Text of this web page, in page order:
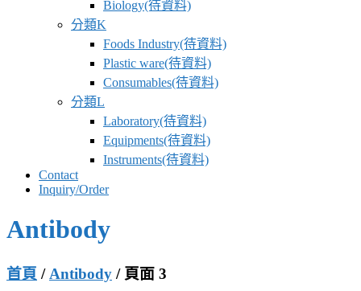
Biology(待資料)
分類K
Foods Industry(待資料)
Plastic ware(待資料)
Consumables(待資料)
分類L
Laboratory(待資料)
Equipments(待資料)
Instruments(待資料)
Contact
Inquiry/Order
Antibody
首頁 /Antibody / 頁面 3